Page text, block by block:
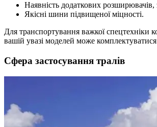
Наявність додаткових
Якісні шини підвищеної міцності.
Для транспортування важкої спецтехніки
вашій увазі моделей може
Сфера застосування тралів